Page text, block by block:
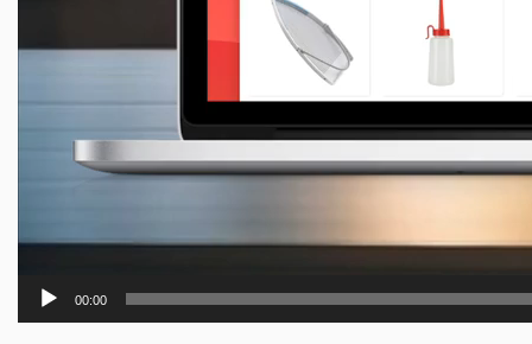
00:00